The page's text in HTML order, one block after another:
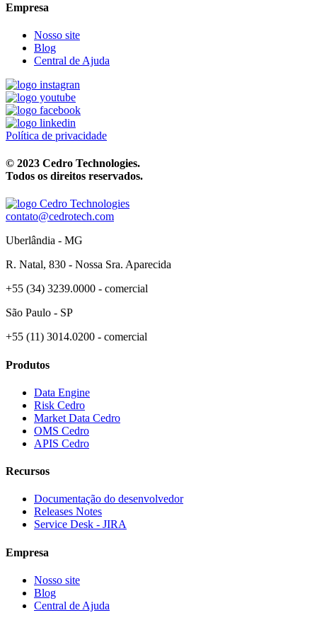
Empresa
Nosso site
Blog
Central de Ajuda
Política de privacidade
© 2023 Cedro Technologies.
Todos os direitos reservados.
contato@cedrotech.com
Uberlândia - MG
R. Natal, 830 - Nossa Sra. Aparecida
+55 (34) 3239.0000 - comercial
São Paulo - SP
+55 (11) 3014.0200 - comercial
Produtos
Data Engine
Risk Cedro
Market Data Cedro
OMS Cedro
APIS Cedro
Recursos
Documentação do desenvolvedor
Releases Notes
Service Desk - JIRA
Empresa
Nosso site
Blog
Central de Ajuda